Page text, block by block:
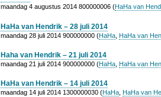
maandag 4 augustus 2014 800000006 (HaHa van
HaHa van Hendrik – 28 juli 2014
maandag 28 juli 2014 900000000 (HaHa HaHa van
Haha van Hendrik – 21 juli 2014
maandag 21 juli 2014 900000000 (HaHa HaHa van
HaHa van Hendrik – 14 juli 2014
maandag 14 juli 2014 1300000030 (HaHa, HaHa van